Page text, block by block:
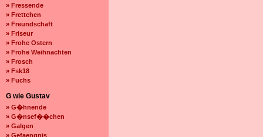
» Fressende
» Frettchen
» Freundschaft
» Friseur
» Frohe Ostern
» Frohe Weihnachten
» Frosch
» Fsk18
» Fuchs
G wie Gustav
» G�hnende
» G�nsef��chen
» Galgen
» Gefaengnis